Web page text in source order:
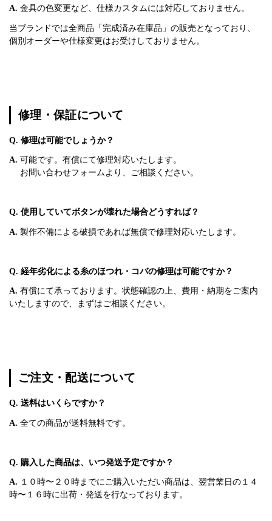
A. 金具の色変更など、仕様カスタムには対応しておりません。
当ブランドでは全商品「完成済み在庫品」の販売となっており、
個別オーダーや仕様変更はお受けしておりません。
修理・保証について
Q. 修理は可能でしょうか？
A. 可能です。有償にて修理対応いたします。
お問い合わせフォームより、ご相談ください。
Q. 使用していてボタンが壊れた場合どうすれば？
A. 製作不備による破損であれば無償で修理対応いたします。
Q. 経年劣化による糸のほつれ・コバの修理は可能ですか？
A. 有償にて承っております。状態確認の上、費用・納期をご案内
いたしますので、まずはご相談ください。
ご注文・配送について
Q. 送料はいくらですか？
A. 全ての商品が送料無料です。
Q. 購入した商品は、いつ発送予定ですか？
A. １０時〜２０時までにご購入いただい商品は、翌営業日の１４
時〜１６時に出荷・発送を行なっております。